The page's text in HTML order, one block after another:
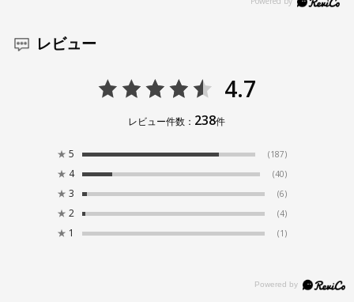
レビュー
4.7
レビュー件数： 238件
★ 5 (187)
★ 4 (40)
★ 3 (6)
★ 2 (4)
★ 1 (1)